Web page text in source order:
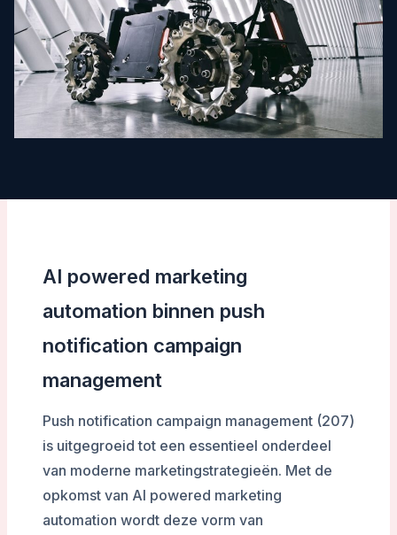
AI powered marketing
automation binnen push
notification campaign
management
Push notification campaign management (207)
is uitgegroeid tot een essentieel onderdeel
van moderne marketingstrategieën. Met de
opkomst van AI powered marketing
automation wordt deze vorm van